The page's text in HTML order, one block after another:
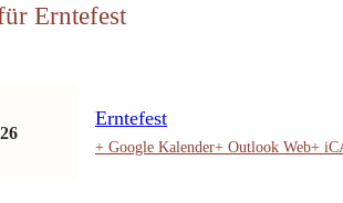
Erntefest
Erntefest
+ Google Kalender+ Outlook Web+